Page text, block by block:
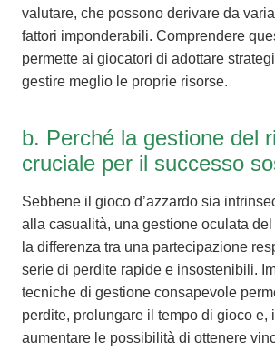
valutare, che possono derivare da
fattori imponderabili. Comprendere
permette ai giocatori di adottare
gestire meglio le proprie risorse.
b. Perché la gestione del
cruciale per il successo
Sebbene il gioco d’azzardo sia
alla casualità, una gestione oculata
la differenza tra una partecipazione
serie di perdite rapide e insostenibili.
tecniche di gestione consapevole
perdite, prolungare il tempo di gioco e,
aumentare le possibilità di ottenere